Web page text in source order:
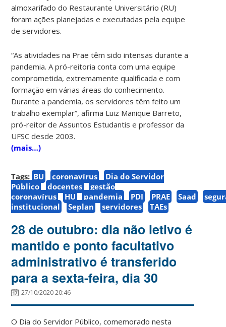
almoxarifado do Restaurante Universitário (RU)
foram ações planejadas e executadas pela equipe
de servidores.
“As atividades na Prae têm sido intensas durante a
pandemia. A pró-reitoria conta com uma equipe
comprometida, extremamente qualificada e com
formação em várias áreas do conhecimento.
Durante a pandemia, os servidores têm feito um
trabalho exemplar”, afirma Luiz Manique Barreto,
pró-reitor de Assuntos Estudantis e professor da
UFSC desde 2003.
(mais…)
Tags: BU coronavírus
Dia do Servidor
Público
docentes
gestão
coronavírus
HU pandemia PDI PRAE Saad
institucional
Seplan servidores TAEs
28 de outubro: dia não letivo é
mantido e ponto facultativo
administrativo é transferido
para a sexta-feira, dia 30
27/10/2020 20:46
O Dia do Servidor Público, comemorado nesta